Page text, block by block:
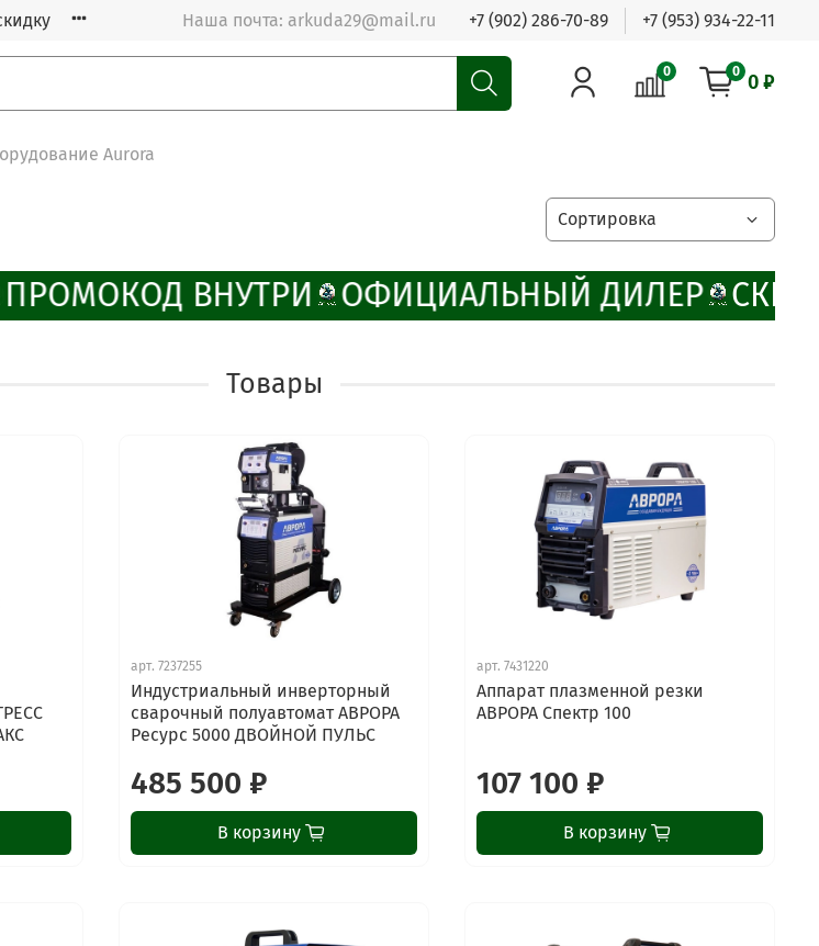
Наша почта: arkuda29@mail.ru +7 (902) 286-70-89 +7 (953) 934-22-11
0 0 0 ₽
Aurora
ВНУТРИ ОФИЦИАЛЬНЫЙ ДИЛЕР
Товары
арт.7237255
Индустриальный инверторный
сварочный полуавтомат АВРОРА
Ресурс 5000 ДВОЙНОЙ ПУЛЬС
485 500 ₽
В корзину
арт.7431220
Аппарат плазменной резки
АВРОРА Спектр 100
107 100 ₽
В корзину